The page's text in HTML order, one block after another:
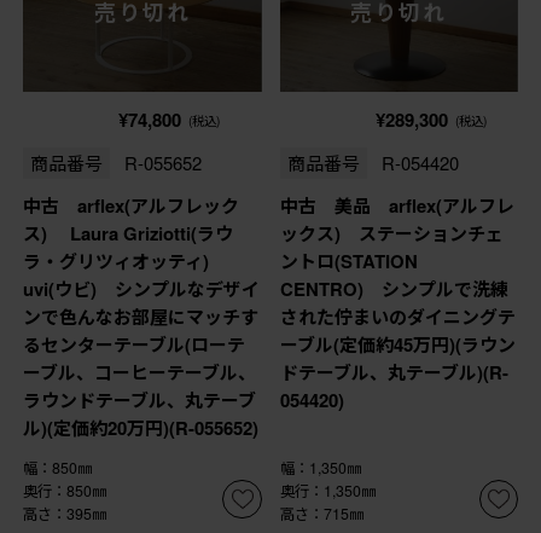
売り切れ
¥74,800 (税込)
商品番号 R-055652
中古 arflex(アルフレック
ス) Laura Griziotti(ラウ
ラ・グリツィオッティ)
uvi(ウビ) シンプルなデザイ
ンで色んなお部屋にマッチす
るセンターテーブル(ローテ
ーブル、コーヒーテーブル、
ラウンドテーブル、丸テーブ
ル)(定価約20万円)(R-055652)
幅：850㎜
奥行：850㎜
高さ：395㎜
売り切れ
¥289,300 (税込)
商品番号 R-054420
中古 美品 arflex(アルフレ
ックス) ステーションチェ
ントロ(STATION
CENTRO) シンプルで洗練
された佇まいのダイニングテ
ーブル(定価約45万円)(ラウン
ドテーブル、丸テーブル)(R-
054420)
幅：1,350㎜
奥行：1,350㎜
高さ：715㎜